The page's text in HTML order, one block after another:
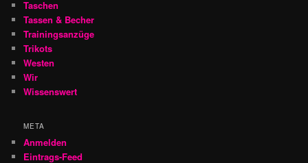
Taschen
Tassen & Becher
Trainingsanzüge
Trikots
Westen
Wir
Wissenswert
META
Anmelden
Eintrags-Feed